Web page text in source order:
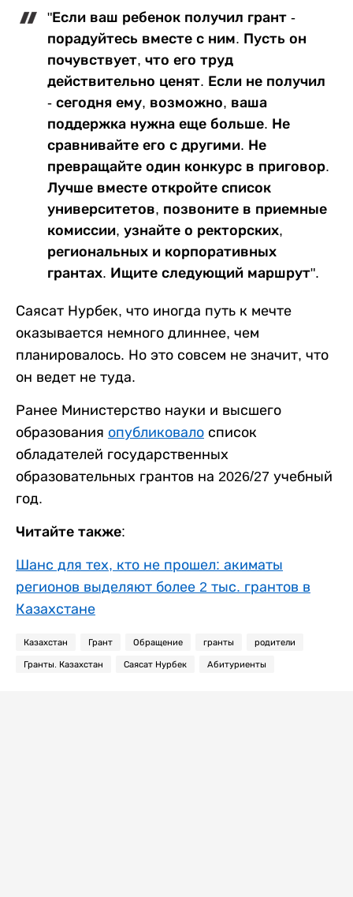
"Если ваш ребенок получил грант -
порадуйтесь вместе с ним. Пусть он
почувствует, что его труд
действительно ценят. Если не получил
- сегодня ему, возможно, ваша
поддержка нужна еще больше. Не
сравнивайте его с другими. Не
превращайте один конкурс в приговор.
Лучше вместе откройте список
университетов, позвоните в приемные
комиссии, узнайте о ректорских,
региональных и корпоративных
грантах. Ищите следующий маршрут".
Саясат Нурбек, что иногда путь к мечте
оказывается немного длиннее, чем
планировалось. Но это совсем не значит, что
он ведет не туда.
Ранее Министерство науки и высшего
образования опубликовало список
обладателей государственных
образовательных грантов на 2026/27 учебный
год.
Читайте также:
Шанс для тех, кто не прошел: акиматы
регионов выделяют более 2 тыс. грантов в
Казахстане
Казахстан Грант Обращение гранты родители
Гранты. Казахстан Саясат Нурбек Абитуриенты